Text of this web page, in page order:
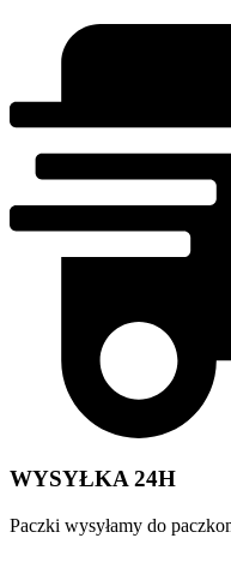
WYSYŁKA 24H
Paczki wysyłamy do